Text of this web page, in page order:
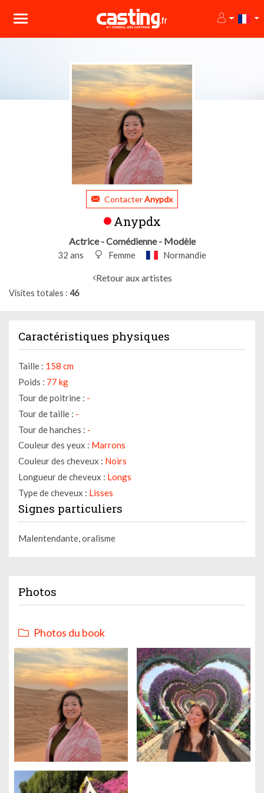
ContacterAnypdx
Anypdx
Actrice - Comédienne - Modèle
32 ans Femme Normandie
Retour aux artistes
Visites totales 46
Caractéristiques physiques
Taille : 158 cm
Poids : 77 kg
Tour de poitrine : -
Tour de taille : -
Tour de hanches : -
Couleur des yeux : Marrons
Couleur des cheveux : Noirs
Longueur de cheveux : Longs
Type de cheveux : Lisses
Signes particuliers
Malentendante, oralisme
Photos
Photos du book